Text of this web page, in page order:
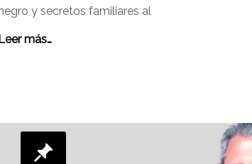
y secretos familiares al
Leer más…